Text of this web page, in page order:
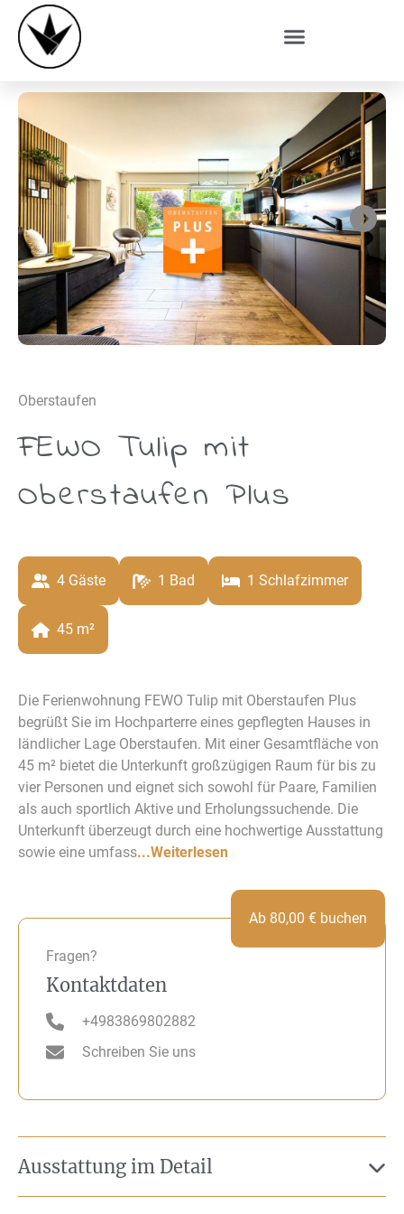
Next
Oberstaufen
FEWO Tulip mit
Oberstaufen Plus
4 Gäste 1 Bad 1 Schlafzimmer
45 m²
Die Ferienwohnung FEWO Tulip mit Oberstaufen Plus
begrüßt Sie im Hochparterre eines gepflegten Hauses in
ländlicher Lage Oberstaufen. Mit einer Gesamtfläche von
45 m² bietet die Unterkunft großzügigen Raum für bis zu
vier Personen und eignet sich sowohl für Paare, Familien
als auch sportlich Aktive und Erholungssuchende. Die
Unterkunft überzeugt durch eine hochwertige Ausstattung
sowie eine umfass...Weiterlesen
Ab 80,00 € buchen
Fragen?
Kontaktdaten
+4983869802882
Schreiben Sie uns
Ausstattung im Detail